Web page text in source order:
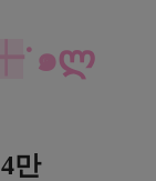
˙๑ლ
4만